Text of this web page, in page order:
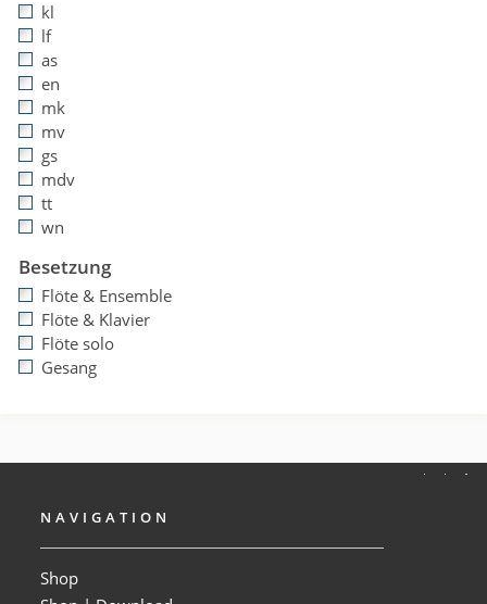
kl
lf
as
en
mk
mv
gs
mdv
tt
wn
Besetzung
Flöte & Ensemble
Flöte & Klavier
Flöte solo
Gesang
NAVIGATION
Shop